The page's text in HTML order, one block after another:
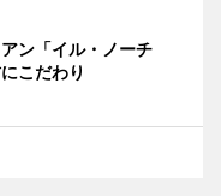
ン「イル・ノーチ
こだわり